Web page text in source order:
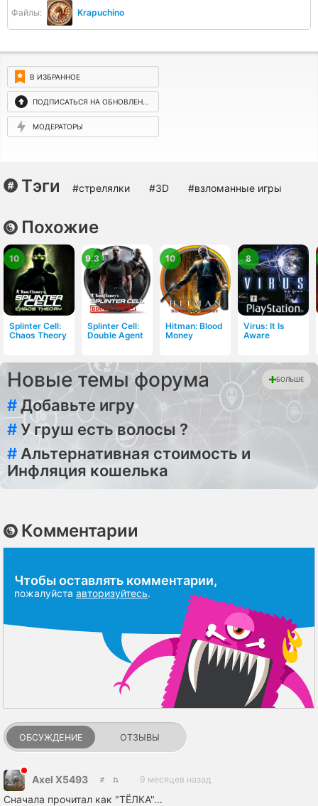
Файлы: Krapuchino
В ИЗБРАННОЕ
ПОДПИСАТЬСЯ НА ОБНОВЛЕНИЯ
МОДЕРАТОРЫ
Тэги #стрелялки #3D #взломанные игры
Похожие
Splinter Cell:
Chaos Theory
10
Splinter Cell:
Double Agent
9.3
Hitman: Blood
Money
10
Virus: It Is
Aware
8
Новые темы форума БОЛЬШЕ
#Добавьте игру
#У груш есть волосы ?
# Альтернативная стоимость и
Инфляция кошелька
Комментарии
Чтобы оставлять комментарии,
пожалуйста авторизуйтесь.
ОБСУЖДЕНИЕ ОТЗЫВЫ
Axel X5493 9 месяцев назад
Сначала прочитал как "ТЁЛКА"...